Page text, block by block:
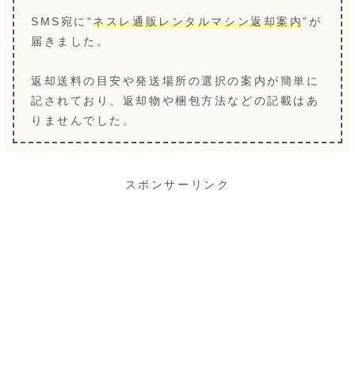
SMS宛に“ネスレ通販レンタルマシン返却案内”が
届きました。
返却送料の目安や発送場所の選択の案内が簡単に
記されており、返却物や梱包方法などの記載はあ
りませんでした。
スポンサーリンク